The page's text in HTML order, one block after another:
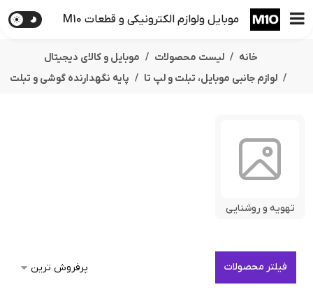
موبایل ولوازم الکترونیکی و قطعات M10
خانه لیست محصولات
موبایل و کالای دیجیتال
لوازم جانبی موبایل، تبلت و لپ تا
پایه نگهدارنده گوشی و تبلت
تهویه و روشنایی
فیلتر محصولات